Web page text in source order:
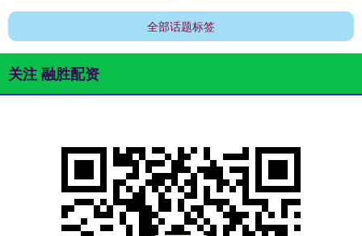
全部话题标签
关注 融胜配资